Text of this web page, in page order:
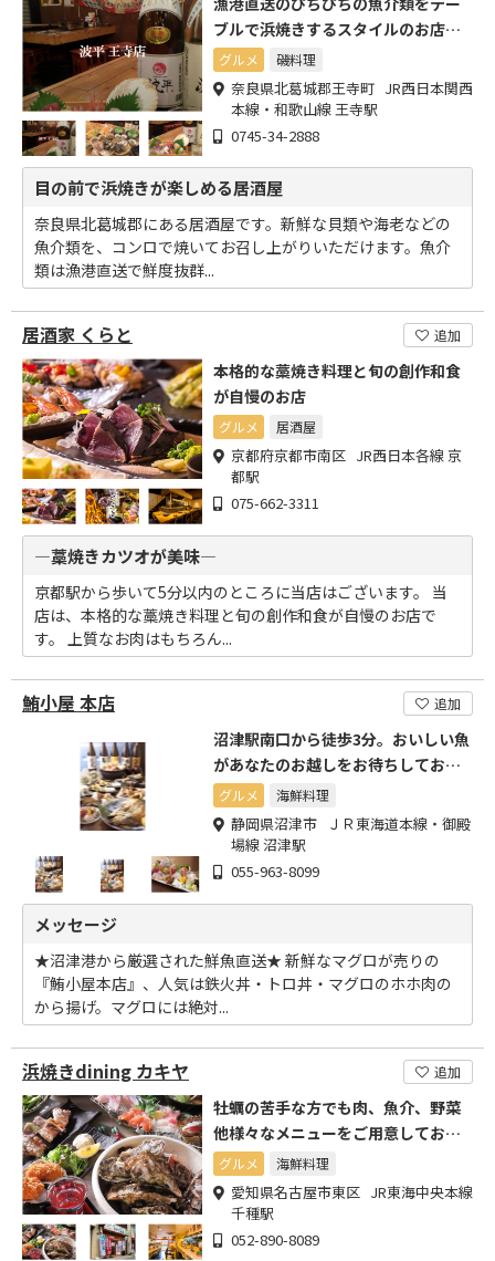
ブルで浜焼きするスタイルのお店で
すグルメ 磯料理
奈良県北葛城郡王寺町 JR西日本関西
本線・和歌山線 王寺駅
0745-34-2888
目の前で浜焼きが楽しめる居酒屋
奈良県北葛城郡にある居酒屋です。新鮮な貝類や海老などの
魚介類を、コンロで焼いてお召し上がりいただけます。魚介
類は漁港直送で鮮度抜群...
居酒家 くらと 追加
本格的な藁焼き料理と旬の創作和食
が自慢のお店
グルメ 居酒屋
京都府京都市南区 JR西日本各線 京
都駅
075-662-3311
―藁焼きカツオが美味―
京都駅から歩いて5分以内のところに当店はございます。 当
店は、本格的な藁焼き料理と旬の創作和食が自慢のお店で
す。 上質なお肉はもちろん...
鮪小屋 本店 追加
沼津駅南口から徒歩3分。おいしい魚
があなたのお越しをお待ちしており
ます。
グルメ 海鮮料理
静岡県沼津市 ＪＲ東海道本線・御殿
場線 沼津駅
055-963-8099
メッセージ
★沼津港から厳選された鮮魚直送★ 新鮮なマグロが売りの
『鮪小屋本店』、人気は鉄火丼・トロ丼・マグロのホホ肉の
から揚げ。マグロには絶対...
浜焼きdining カキヤ 追加
牡蠣の苦手な方でも肉、魚介、野菜
他様々なメニューをご用意しており
ます
グルメ 海鮮料理
愛知県名古屋市東区 JR東海中央本線
千種駅
052-890-8089